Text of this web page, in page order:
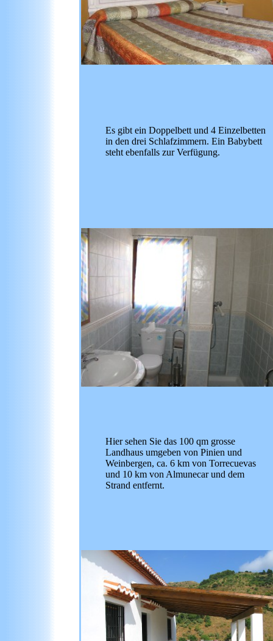
Es gibt ein Doppelbett und 4 Einzelbetten
in den drei Schlafzimmern. Ein Babybett
steht ebenfalls zur Verfügung.
Hier sehen Sie das 100 qm grosse
Landhaus umgeben von Pinien und
Weinbergen, ca. 6 km von Torrecuevas
und 10 km von Almunecar und dem
Strand entfernt.